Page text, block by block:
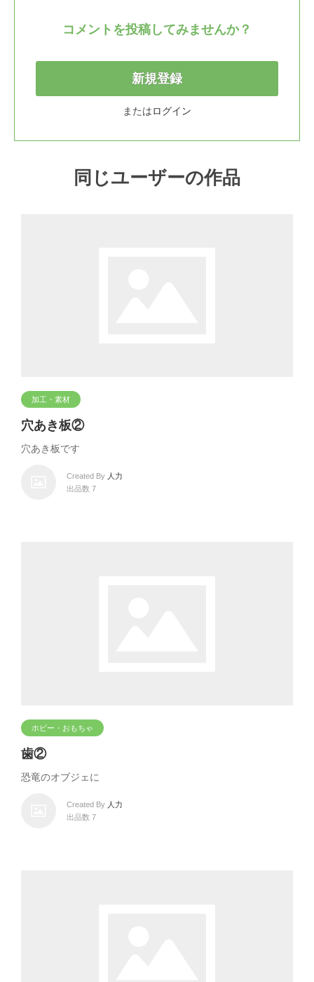
コメントを投稿してみませんか？
新規登録
またはログイン
同じユーザーの作品
加工・素材
穴あき板②
穴あき板です
Created By 人力
出品数 7
ホビー・おもちゃ
歯②
恐竜のオブジェに
Created By 人力
出品数 7